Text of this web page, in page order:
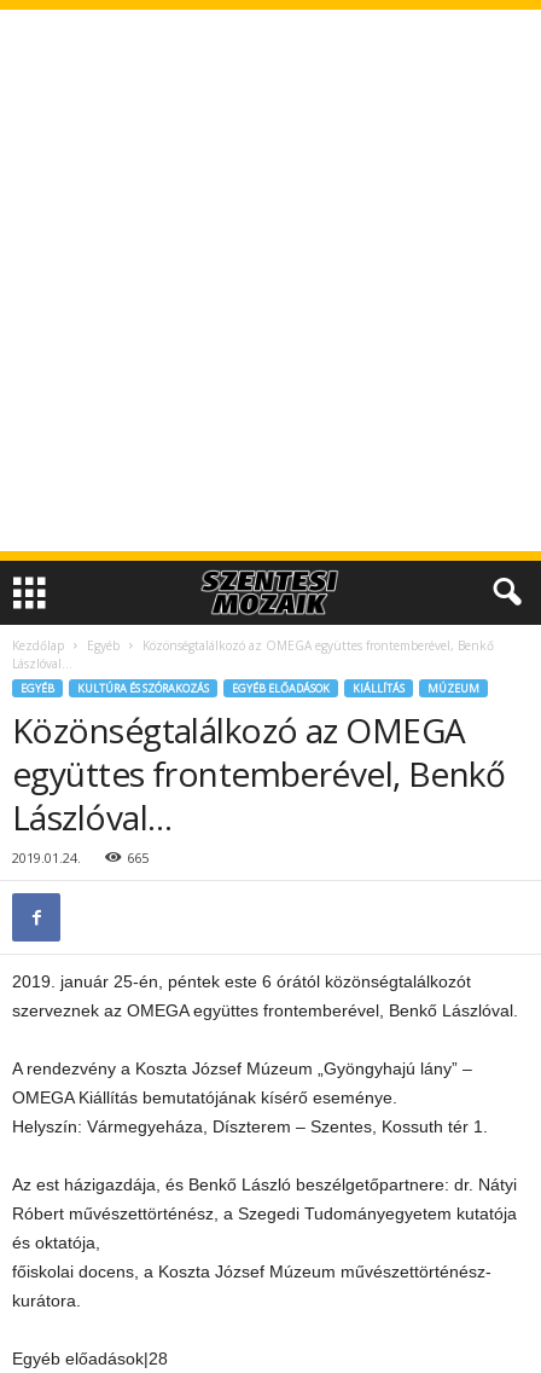
Kezdőlap Egyéb
Közönségtalálkozó az OMEGA együttes frontemberével, Benkő
Lászlóval…
EGYÉB KULTÚRA ÉS SZÓRAKOZÁS EGYÉB ELŐADÁSOK KIÁLLÍTÁS MÚZEUM
Közönségtalálkozó az OMEGA
együttes frontemberével, Benkő
Lászlóval…
2019.01.24. 665
2019. január 25-én, péntek este 6 órától közönségtalálkozót
szerveznek az OMEGA együttes frontemberével, Benkő Lászlóval.
A rendezvény a Koszta József Múzeum „Gyöngyhajú lány” –
OMEGA Kiállítás bemutatójának kísérő eseménye.
Helyszín: Vármegyeháza, Díszterem – Szentes, Kossuth tér 1.
Az est házigazdája, és Benkő László beszélgetőpartnere: dr. Nátyi
Róbert művészettörténész, a Szegedi Tudományegyetem kutatója
és oktatója,
főiskolai docens, a Koszta József Múzeum művészettörténész-
kurátora.
Egyéb előadások|28